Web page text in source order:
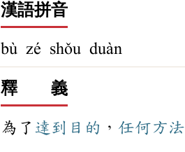
漢語拼音
bù zé shǒu duàn
釋 義
為了 達到 目的 ， 任何方法